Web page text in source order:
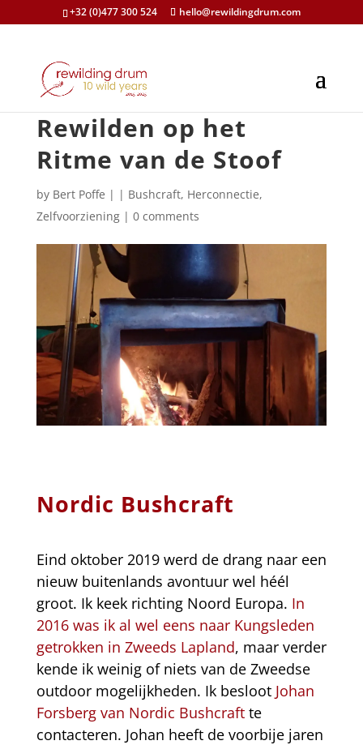
+32 (0)477 300 524 hello@rewildingdrum.com
Rewilden op het
Ritme van de Stoof
by Bert Poffe | | Bushcraft, Herconnectie,
Zelfvoorziening| 0 comments
Nordic Bushcraft
Eind oktober 2019 werd de drang naar een
nieuw buitenlands avontuur wel héél
groot. Ik keek richting Noord Europa. In
2016 was ik al wel eens naar Kungsleden
getrokken in Zweeds Lapland, maar verder
kende ik weinig of niets van de Zweedse
outdoor mogelijkheden. Ik besloot Johan
Forsberg van Nordic Bushcraftte
contacteren. Johan heeft de voorbije jaren